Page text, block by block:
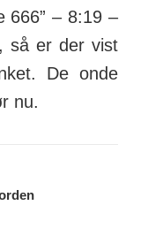
666” – 8:19 –
så er der vist
De onde
nu.